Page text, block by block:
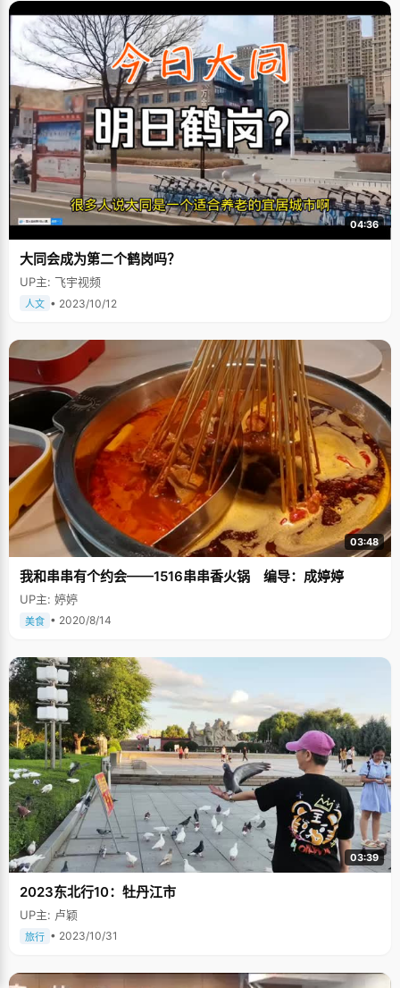
04:36
大同会成为第二个鹤岗吗？
UP主: 飞宇视频
人文 • 2023/10/12
03:48
我和串串有个约会——1516串串香火锅 编导：成婷婷
UP主: 婷婷
美食 • 2020/8/14
03:39
2023东北行10：牡丹江市
UP主: 卢颖
旅行 • 2023/10/31